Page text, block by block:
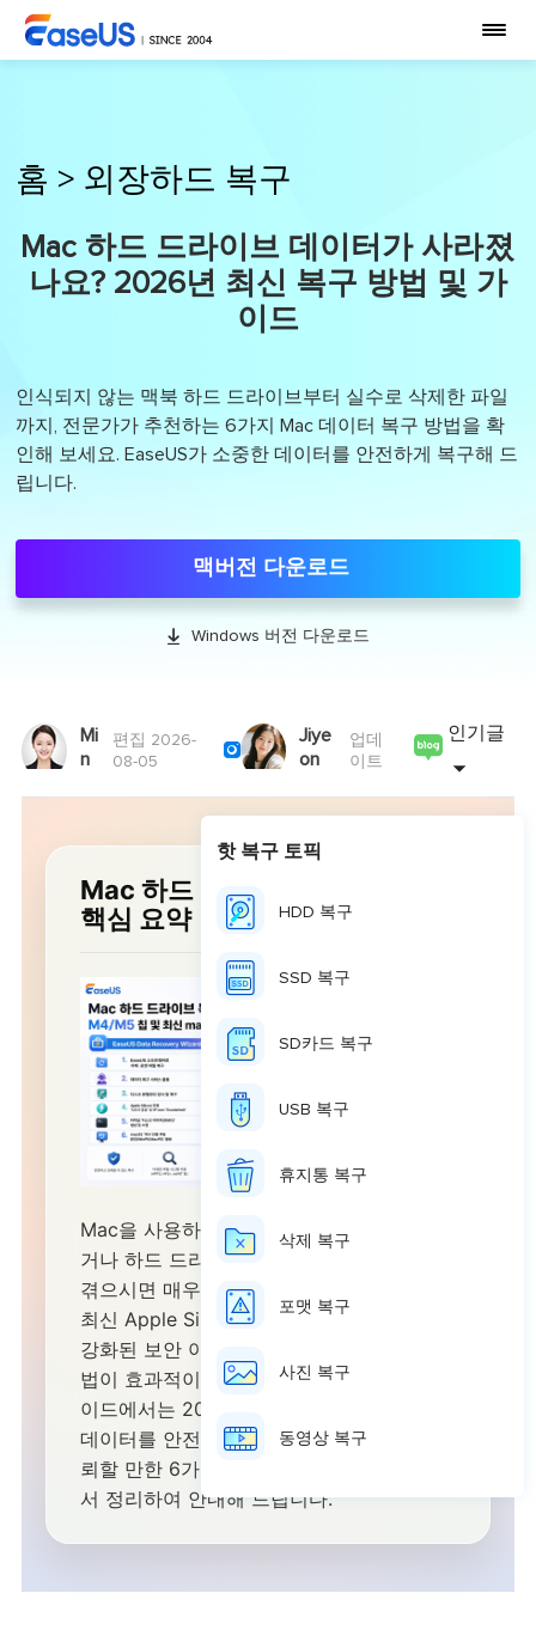
홈 > 외장하드 복구
Mac 하드 드라이브 데이터가 사라졌
나요? 2026년 최신 복구 방법 및 가
이드
인식되지 않는 맥북 하드 드라이브부터 실수로 삭제한 파일
까지, 전문가가 추천하는 6가지 Mac 데이터 복구 방법을 확
인해 보세요. EaseUS가 소중한 데이터를 안전하게 복구해 드
립니다.
맥버전 다운로드
 Windows 버전 다운로드
Mi
n
편집 2026-
08-05

Jiye
on
업데
이트
인기글
Mac 하드 드라이브 데이터 복구
핵심 요약
Mac을 사용하다가 갑자기 데이터가 사라지
거나 하드 드라이브가 인식되지 않는 상황을
겪으시면 매우 당황스러우실 것입니다. 특히
최신 Apple Silicon(M 시리즈) 환경에서는
강화된 보안 아키텍처로 인해 기존 복구 방
법이 효과적이지 않을 때가 많습니다. 본 가
이드에서는 2026년 최신 macOS 환경에서
데이터를 안전하게 복구할 수 있는 가장 신
뢰할 만한 6가지 솔루션을 전문가의 시각에
서 정리하여 안내해 드립니다.
핫 복구 토픽
HDD 복구
SSD 복구
SD카드 복구
USB 복구
휴지통 복구
삭제 복구
포맷 복구
사진 복구
동영상 복구